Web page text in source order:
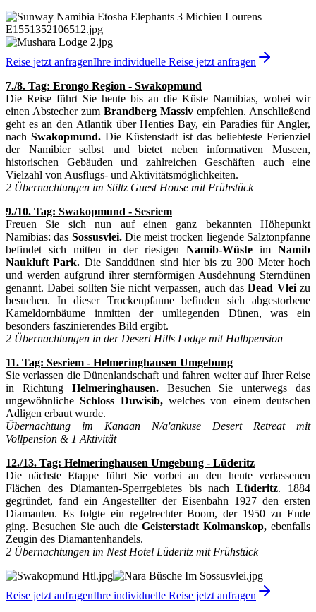
Reise jetzt anfragenIhre individuelle Reise jetzt anfragen
7./8. Tag: Erongo Region - Swakopmund
Die Reise führt Sie heute bis an die Küste Namibias, wobei wir
einen Abstecher zum Brandberg Massiv empfehlen. Anschließend
geht es an den Atlantik über Henties Bay, ein Paradies für Angler,
nachSwakopmund. Die Küstenstadt ist das beliebteste Ferienziel
der Namibier selbst und bietet neben informativen Museen,
historischen Gebäuden und zahlreichen Geschäften auch eine
Vielzahl von Ausflugs- und Aktivitätsmöglichkeiten.
2 Übernachtungen im Stiltz Guest House mit Frühstück
9./10. Tag: Swakopmund - Sesriem
Freuen Sie sich nun auf einen ganz bekannten Höhepunkt
Namibias: das Sossusvlei.Die meist trocken liegende Salztonpfanne
befindet sich mitten in der riesigen Namib-Wüste im Namib
Naukluft Park. Die Sanddünen sind hier bis zu 300 Meter hoch
und werden aufgrund ihrer sternförmigen Ausdehnung Sterndünen
genannt. Dabei sollten Sie nicht verpassen, auch dasDead Vleizu
besuchen. In dieser Trockenpfanne befinden sich abgestorbene
Kameldornbäume inmitten der umliegenden Dünen, was ein
besonders faszinierendes Bild ergibt.
2 Übernachtungen in der Desert Hills Lodge mit Halbpension
11. Tag: Sesriem - Helmeringhausen Umgebung
Sie verlassen die Dünenlandschaft und fahren weiter auf Ihrer Reise
in Richtung Helmeringhausen.Besuchen Sie unterwegs das
ungewöhnlicheSchloss Duwisib,welches von einem deutschen
Adligen erbaut wurde.
Übernachtung im Kanaan N/a'ankuse Desert Retreat mit
Vollpension & 1 Aktivität
12./13. Tag: Helmeringhausen Umgebung - Lüderitz
Die nächste Etappe führt Sie vorbei an den heute verlassenen
Flächen des Diamanten-Sperrgebietes bis nachLüderitz. 1884
gegründet, fand ein Angestellter der Eisenbahn 1927 den ersten
Diamanten. Es folgte ein regelrechter Boom, der 1950 zu Ende
ging. Besuchen Sie auch die Geisterstadt Kolmanskop, ebenfalls
Zeugin des Diamantenhandels.
2 Übernachtungen im Nest Hotel Lüderitz mit Frühstück
Reise jetzt anfragenIhre individuelle Reise jetzt anfragen